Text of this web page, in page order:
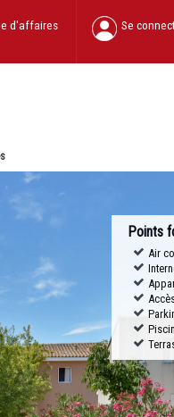
Se
d'affaires
Points
Air